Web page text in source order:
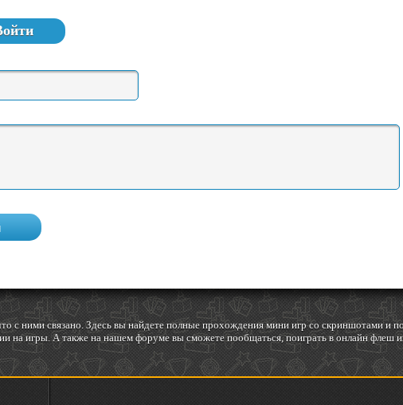
с ними связано. Здесь вы найдете полные прохождения мини игр со скриншотами и
на игры. А также на нашем форуме вы сможете пообщаться, поиграть в онлайн флеш